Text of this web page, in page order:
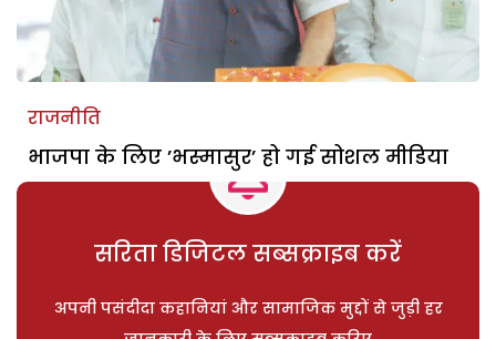
राजनीति
भाजपा के लिए ’भस्मासुर’ हो गई सोशल मीडिया
सरिता डिजिटल सब्सक्राइब करें
अपनी पसंदीदा कहानियां और सामाजिक मुद्दों से जुड़ी हर